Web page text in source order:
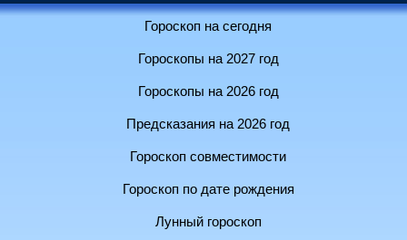
Гороскоп на сегодня
Гороскопы на 2027 год
Гороскопы на 2026 год
Предсказания на 2026 год
Гороскоп совместимости
Гороскоп по дате рождения
Лунный гороскоп